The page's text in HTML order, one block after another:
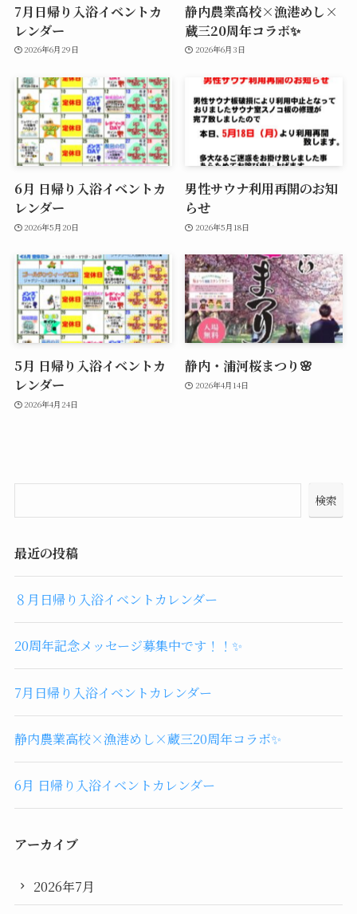
7月日帰り入浴イベントカ
レンダー
2026年6月29日
静内農業高校×漁港めし×
蔵三20周年コラボ✨
2026年6月3日
6月 日帰り入浴イベントカ
レンダー
2026年5月20日
男性サウナ利用再開のお知
らせ
2026年5月18日
5月 日帰り入浴イベントカ
レンダー
2026年4月24日
静内・浦河桜まつり🌸
2026年4月14日
検索
最近の投稿
８月日帰り入浴イベントカレンダー
20周年記念メッセージ募集中です！！✨
7月日帰り入浴イベントカレンダー
静内農業高校×漁港めし×蔵三20周年コラボ✨
6月 日帰り入浴イベントカレンダー
アーカイブ
2026年7月